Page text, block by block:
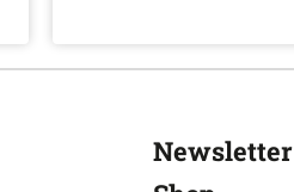
Newsletter